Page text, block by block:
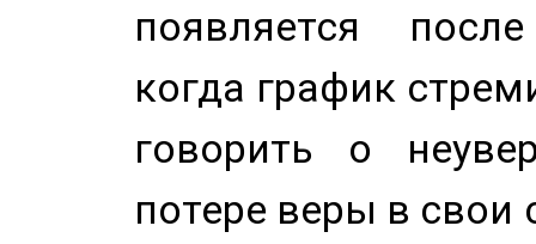
появляется
когда график
говорить о
потере веры в свои